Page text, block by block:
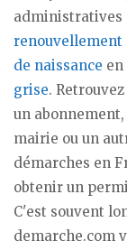
administratives
renouvellement
de naissance
grise.
un
mairie ou un
démarches en
obtenir un
C'est souvent
demarche.com